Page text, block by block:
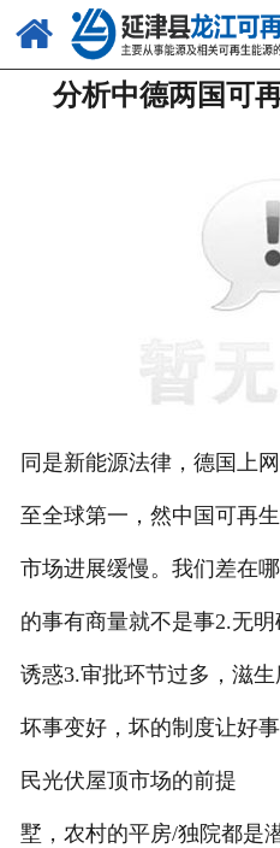
分析中德两国可
同是新能源法律，德国上
至全球第一，然中国可再
市场进展缓慢。我们差在
的事有商量就不是事2.无
诱惑3.审批环节过多，滋
坏事变好，坏的制度让
民光伏屋顶市场的前提
墅，农村的平房/独院都是